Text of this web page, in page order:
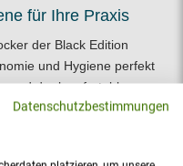
für Ihre Praxis
der Black Edition
und Hygiene perfekt
und der komfortablen
ein gesundes und
Zeiträume. Seine
einfache Reinigung
Datenschutzbestimmungen